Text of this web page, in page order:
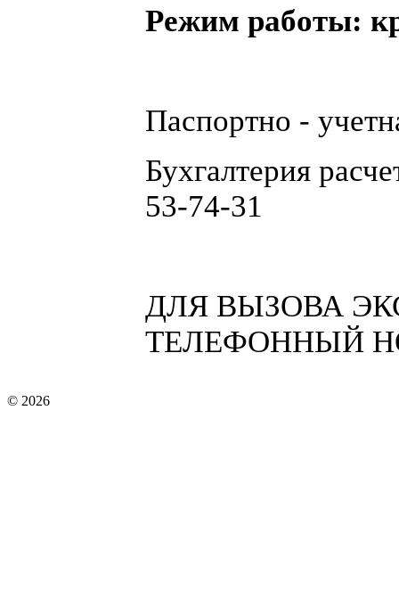
Режим работы:
Паспортно -
Бухгалтерия
53-74-31
ДЛЯ ВЫЗОВА
ТЕЛЕФОННЫЙ
© 2026